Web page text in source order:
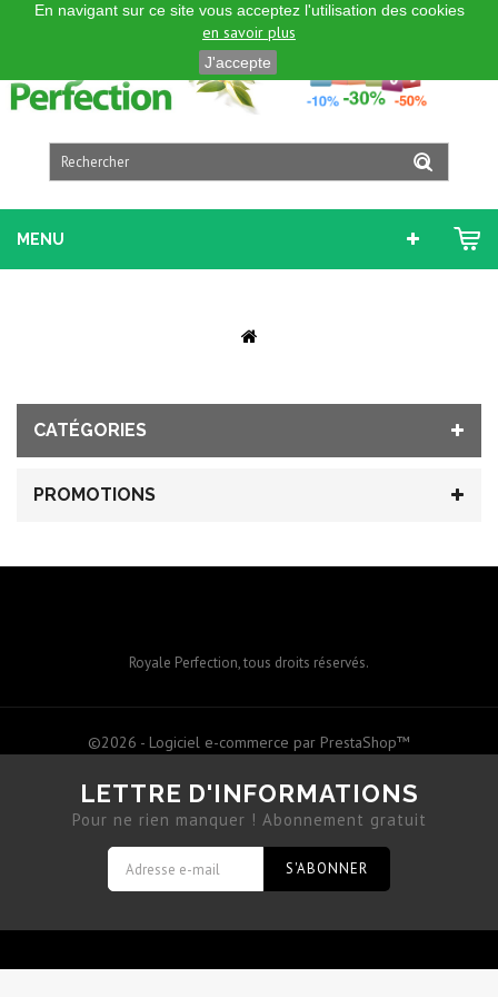
FRANÇAIS
MENU
CATÉGORIES
PROMOTIONS
Royale Perfection, tous droits réservés.
©2026 - Logiciel e-commerce par PrestaShop™
LETTRE D'INFORMATIONS
Pour ne rien manquer ! Abonnement gratuit
S'ABONNER
En navigant sur ce site vous acceptez l'utilisation des cookies
en savoir plus
J'accepte